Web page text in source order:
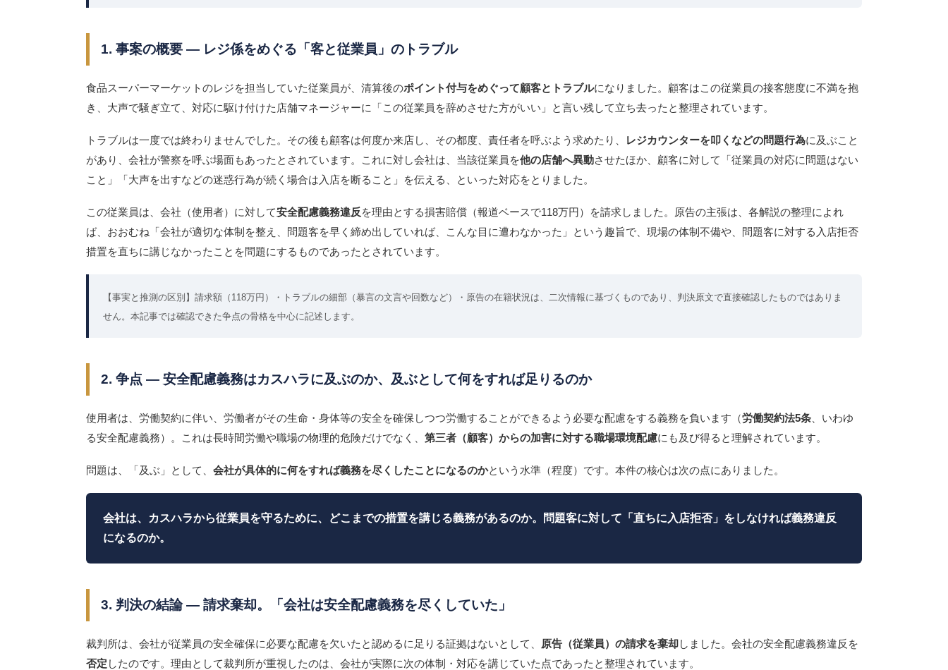
1. 事案の概要 ― レジ係をめぐる「客と従業員」のトラブル
食品スーパーマーケットのレジを担当していた従業員が、清算後のポイント付与をめぐって顧客とトラブルになりました。顧客はこの従業員の接客態度に不満を抱
き、大声で騒ぎ立て、対応に駆け付けた店舗マネージャーに「この従業員を辞めさせた方がいい」と言い残して立ち去ったと整理されています。
トラブルは一度では終わりませんでした。その後も顧客は何度か来店し、その都度、責任者を呼ぶよう求めたり、 レジカウンターを叩くなどの問題行為に及ぶこと
があり、会社が警察を呼ぶ場面もあったとされています。これに対し会社は、当該従業員を他の店舗へ異動させたほか、顧客に対して「従業員の対応に問題はない
こと」「大声を出すなどの迷惑行為が続く場合は入店を断ること」を伝える、といった対応をとりました。
この従業員は、会社（使用者）に対して安全配慮義務違反を理由とする損害賠償（報道ベースで118万円）を請求しました。原告の主張は、各解説の整理によれ
ば、おおむね「会社が適切な体制を整え、問題客を早く締め出していれば、こんな目に遭わなかった」という趣旨で、現場の体制不備や、問題客に対する入店拒否
措置を直ちに講じなかったことを問題にするものであったとされています。
【事実と推測の区別】請求額（118万円）・トラブルの細部（暴言の文言や回数など）・原告の在籍状況は、二次情報に基づくものであり、判決原文で直接確認したものではありま
せん。本記事では確認できた争点の骨格を中心に記述します。
2. 争点 ― 安全配慮義務はカスハラに及ぶのか、及ぶとして何をすれば足りるのか
使用者は、労働契約に伴い、労働者がその生命・身体等の安全を確保しつつ労働することができるよう必要な配慮をする義務を負います（労働契約法5条 、いわゆ
る安全配慮義務）。これは長時間労働や職場の物理的危険だけでなく、 第三者（顧客）からの加害に対する職場環境配慮にも及び得ると理解されています。
問題は、「及ぶ」として、 会社が具体的に何をすれば義務を尽くしたことになるのかという水準（程度）です。本件の核心は次の点にありました。
会社は、カスハラから従業員を守るために、どこまでの措置を講じる義務があるのか。問題客に対して「直ちに入店拒否」をしなければ義務違反
になるのか。
3. 判決の結論 ― 請求棄却。「会社は安全配慮義務を尽くしていた」
裁判所は、会社が従業員の安全確保に必要な配慮を欠いたと認めるに足りる証拠はないとして、 原告（従業員）の請求を棄却しました。会社の安全配慮義務違反を
否定 したのです。理由として裁判所が重視したのは、会社が実際に次の体制・対応を講じていた点であったと整理されています。